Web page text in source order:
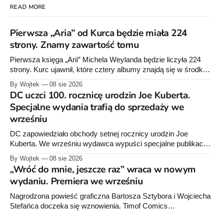
READ MORE
Pierwsza „Aria” od Kurca będzie miała 224
strony. Znamy zawartość tomu
Pierwsza księga „Arii” Michela Weylanda będzie liczyła 224
strony. Kurc ujawnił, które cztery albumy znajdą się w środku i
zapowiedział około 30 stron dodatków.
By Wojtek 08 sie 2026
DC uczci 100. rocznicę urodzin Joe Kuberta.
Specjalne wydania trafią do sprzedaży we
wrześniu
DC zapowiedziało obchody setnej rocznicy urodzin Joe
Kuberta. We wrześniu wydawca wypuści specjalne publikacje
poświęcone twórcy „Sgt. Rocka”, z których dwie trafią do
sprzedaży niemal dokładnie w dniu jego urodzin.
By Wojtek 08 sie 2026
„Wróć do mnie, jeszcze raz” wraca w nowym
wydaniu. Premiera we wrześniu
Nagrodzona powieść graficzna Bartosza Sztybora i Wojciecha
Stefańca doczeka się wznowienia. Timof Comics